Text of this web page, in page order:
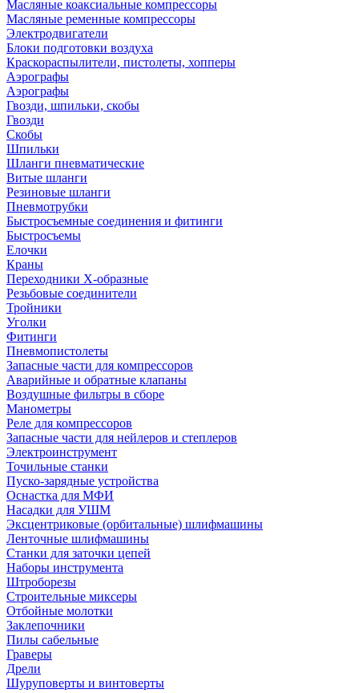
Масляные коаксиальные компрессоры
Масляные ременные компрессоры
Электродвигатели
Блоки подготовки воздуха
Краскораспылители, пистолеты, хопперы
Аэрографы
Аэрографы
Гвозди, шпильки, скобы
Гвозди
Скобы
Шпильки
Шланги пневматические
Витые шланги
Резиновые шланги
Пневмотрубки
Быстросъемные соединения и фитинги
Быстросъемы
Елочки
Краны
Переходники Х-образные
Резьбовые соединители
Тройники
Уголки
Фитинги
Пневмопистолеты
Запасные части для компрессоров
Аварийные и обратные клапаны
Воздушные фильтры в сборе
Манометры
Реле для компрессоров
Запасные части для нейлеров и степлеров
Электроинструмент
Точильные станки
Пуско-зарядные устройства
Оснастка для МФИ
Насадки для УШМ
Эксцентриковые (орбитальные) шлифмашины
Ленточные шлифмашины
Станки для заточки цепей
Наборы инструмента
Штроборезы
Строительные миксеры
Отбойные молотки
Заклепочники
Пилы сабельные
Граверы
Дрели
Шуруповерты и винтоверты